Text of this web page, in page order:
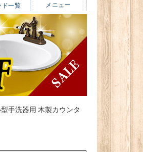
ド一覧
メニュー
手洗器用 木製カウンタ